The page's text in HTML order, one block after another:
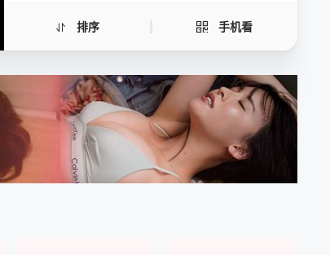
排序 手机看